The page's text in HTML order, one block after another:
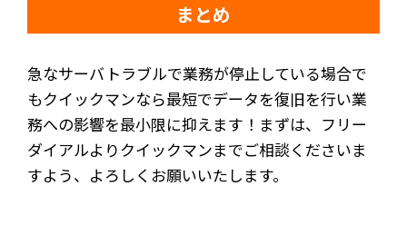
まとめ
急なサーバトラブルで業務が停止している場合で
もクイックマンなら最短でデータを復旧を行い業
務への影響を最小限に抑えます！まずは、フリー
ダイアルよりクイックマンまでご相談くださいま
すよう、よろしくお願いいたします。